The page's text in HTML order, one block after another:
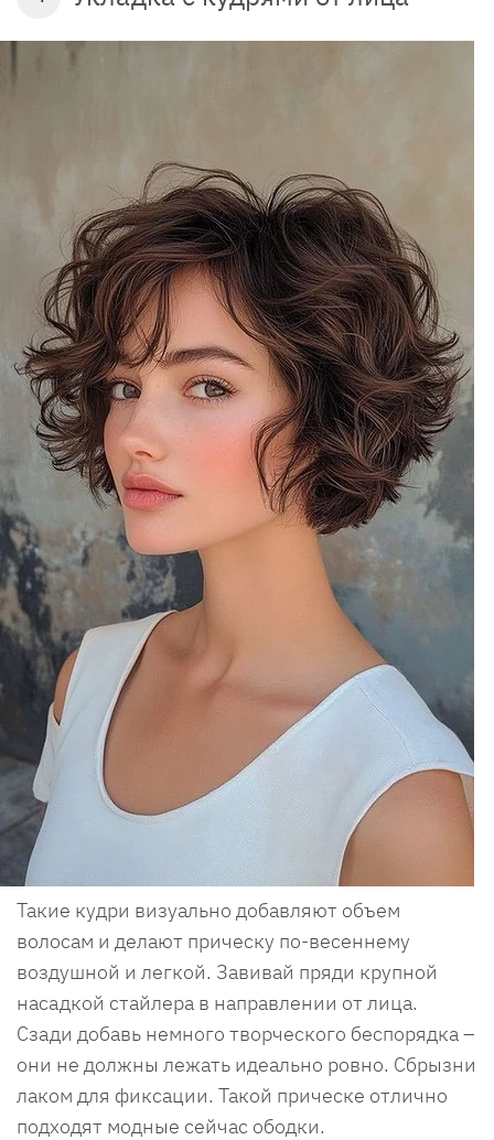
Такие кудри визуально добавляют объем
волосам и делают прическу по-весеннему
воздушной и легкой. Завивай пряди крупной
насадкой стайлера в направлении от лица.
Сзади добавь немного творческого беспорядка –
они не должны лежать идеально ровно. Сбрызни
лаком для фиксации. Такой прическе отлично
подходят модные сейчас ободки.